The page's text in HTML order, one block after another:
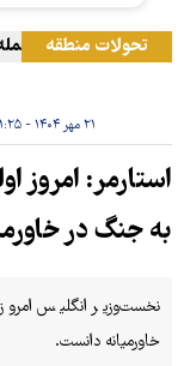
تحولات منطقهحمله
۲۱ مهر ۱۴۰۴ - ۱۱:۲۵
استارمر: امروز
به جنگ در
نخست‌وزیر انگلیس
خاورمیانه دانست.